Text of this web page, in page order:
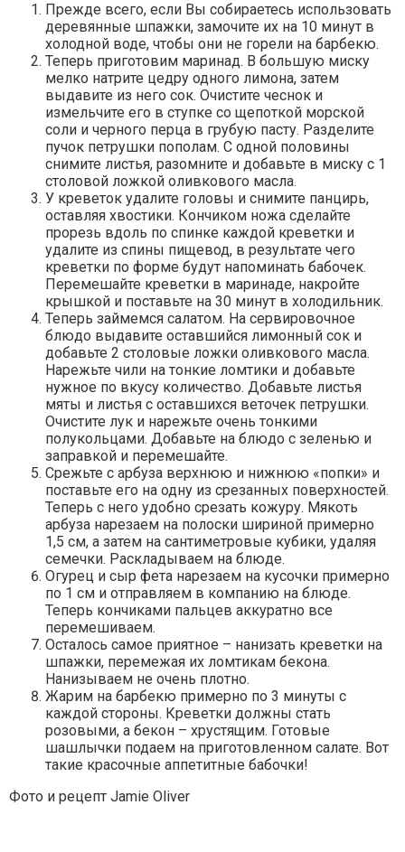
Прежде всего, если Вы собираетесь использовать
деревянные шпажки, замочите их на 10 минут в
холодной воде, чтобы они не горели на барбекю.
Теперь приготовим маринад. В большую миску
мелко натрите цедру одного лимона, затем
выдавите из него сок. Очистите чеснок и
измельчите его в ступке со щепоткой морской
соли и черного перца в грубую пасту. Разделите
пучок петрушки пополам. С одной половины
снимите листья, разомните и добавьте в миску с 1
столовой ложкой оливкового масла.
У креветок удалите головы и снимите панцирь,
оставляя хвостики. Кончиком ножа сделайте
прорезь вдоль по спинке каждой креветки и
удалите из спины пищевод, в результате чего
креветки по форме будут напоминать бабочек.
Перемешайте креветки в маринаде, накройте
крышкой и поставьте на 30 минут в холодильник.
Теперь займемся салатом. На сервировочное
блюдо выдавите оставшийся лимонный сок и
добавьте 2 столовые ложки оливкового масла.
Нарежьте чили на тонкие ломтики и добавьте
нужное по вкусу количество. Добавьте листья
мяты и листья с оставшихся веточек петрушки.
Очистите лук и нарежьте очень тонкими
полукольцами. Добавьте на блюдо с зеленью и
заправкой и перемешайте.
Срежьте с арбуза верхнюю и нижнюю «попки» и
поставьте его на одну из срезанных поверхностей.
Теперь с него удобно срезать кожуру. Мякоть
арбуза нарезаем на полоски шириной примерно
1,5 см, а затем на сантиметровые кубики, удаляя
семечки. Раскладываем на блюде.
Огурец и сыр фета нарезаем на кусочки примерно
по 1 см и отправляем в компанию на блюде.
Теперь кончиками пальцев аккуратно все
перемешиваем.
Осталось самое приятное – нанизать креветки на
шпажки, перемежая их ломтикам бекона.
Нанизываем не очень плотно.
Жарим на барбекю примерно по 3 минуты с
каждой стороны. Креветки должны стать
розовыми, а бекон – хрустящим. Готовые
шашлычки подаем на приготовленном салате. Вот
такие красочные аппетитные бабочки!
Фото и рецепт Jamie Oliver